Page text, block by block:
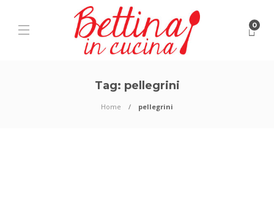
0
Tag: pellegrini
Home pellegrini